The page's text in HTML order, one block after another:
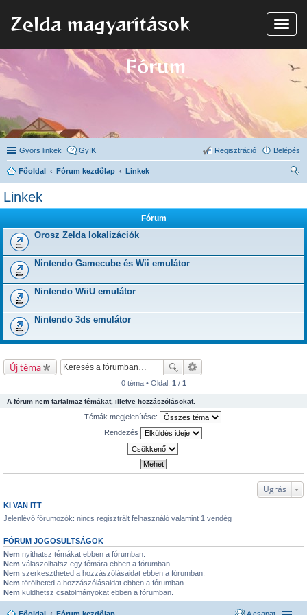
N
a
Zelda magyarítások
Fórum
Gyors linkek GyIK Belépés
Regisztráció
Főoldal Fórum kezdőlap
Linkek
Linkek
Fórum
Orosz Zelda lokalizációk
Nintendo Gamecube és Wii emulátor
Nintendo WiiU emulátor
Nintendo 3ds emulátor
Új téma
0 téma • Oldal: 1 / 1
A fórum nem tartalmaz témákat, illetve hozzászólásokat.
Témák megjelenítése:
Rendezés
Ugrás
KI VAN ITT
Jelenlévő fórumozók: nincs regisztrált felhasználó valamint 1 vendég
FÓRUM JOGOSULTSÁGOK
Nem nyithatsz témákat ebben a fórumban.
Nem válaszolhatsz egy témára ebben a fórumban.
Nem szerkesztheted a hozzászólásaidat ebben a fórumban.
Nem törölheted a hozzászólásaidat ebben a fórumban.
Nem küldhetsz csatolmányokat ebben a fórumban.
Főoldal Fórum kezdőlap A csapat